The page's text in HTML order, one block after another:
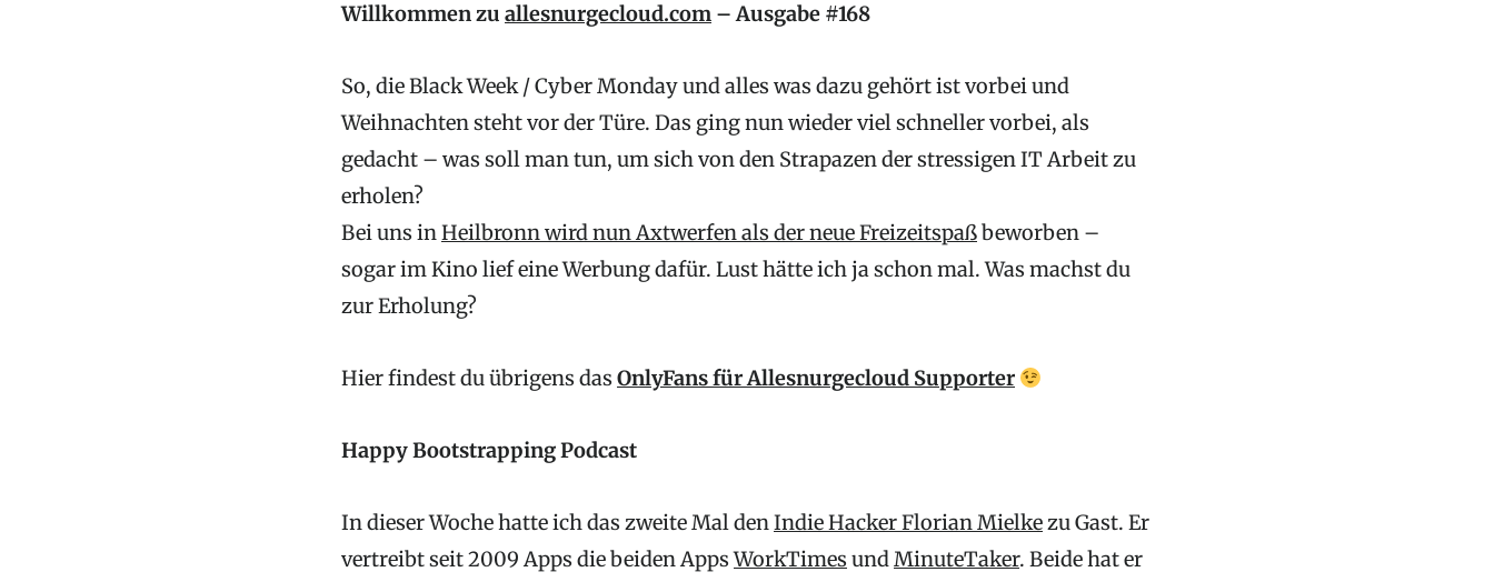
Willkommen zu allesnurgecloud.com – Ausgabe #168
So, die Black Week / Cyber Monday und alles was dazu gehört ist vorbei und
Weihnachten steht vor der Türe. Das ging nun wieder viel schneller vorbei, als
gedacht – was soll man tun, um sich von den Strapazen der stressigen IT Arbeit zu
erholen?
Bei uns inHeilbronn wird nun Axtwerfen als der neue Freizeitspaßbeworben –
sogar im Kino lief eine Werbung dafür. Lust hätte ich ja schon mal. Was machst du
zur Erholung?
Hier findest du übrigens das OnlyFans für Allesnurgecloud Supporter
Happy Bootstrapping Podcast
In dieser Woche hatte ich das zweite Mal denIndie Hacker Florian Mielkezu Gast. Er
vertreibt seit 2009 Apps die beiden AppsWorkTimes undMinuteTaker. Beide hat er